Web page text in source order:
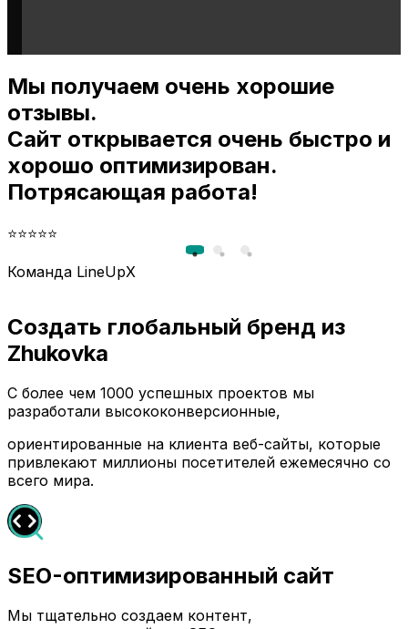
Мы получаем очень хорошие
отзывы.
Сайт открывается очень быстро и
хорошо оптимизирован.
Потрясающая работа!
⭐⭐⭐⭐⭐
Команда LineUpX
Создать глобальный бренд из
Zhukovka
С более чем 1000 успешных проектов мы
разработали высококонверсионные,
ориентированные на клиента веб-сайты, которые
привлекают миллионы посетителей ежемесячно со
всего мира.
SEO-оптимизированный сайт
Мы тщательно создаем контент,